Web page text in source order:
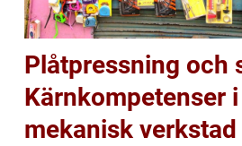
Plåtpressning och
Kärnkompetenser
mekanisk verkstad